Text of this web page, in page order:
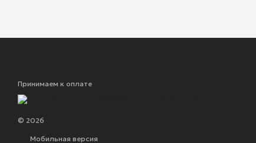
Принимаем к оплате
© 2026
Мобильная версия